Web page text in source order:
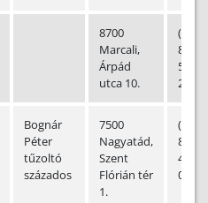
8700
Marcali,
Árpád
utca 10.
(+36-
85)
515-
280
Bognár
Péter
tűzoltó
százados
7500
Nagyatád,
Szent
Flórián tér
1.
(+36-
82)
453-
000